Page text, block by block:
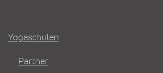
Yogaschulen
Partner